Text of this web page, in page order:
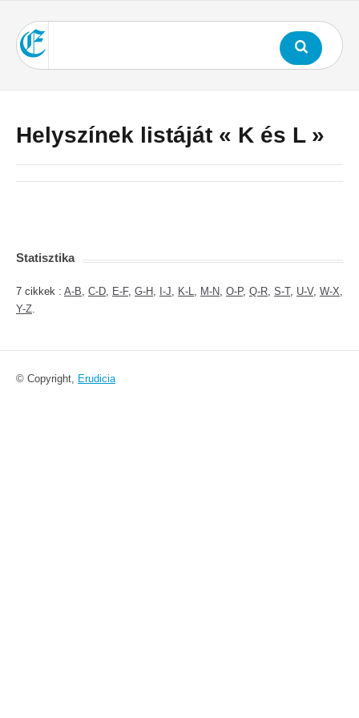
Helyszínek listáját « K és L »
Statisztika
7 cikkek : A-B, C-D, E-F, G-H , I-J, K-L, M-N, O-P, Q-R, S-T, U-V, W-X,
Y-Z.
© Copyright, Erudicia